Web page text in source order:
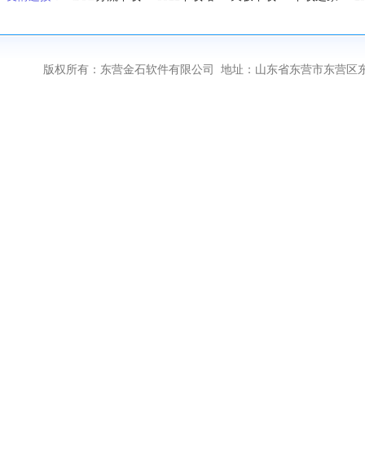
版权所有：东营金石软件有限公司 地址：山东省东营市东营区